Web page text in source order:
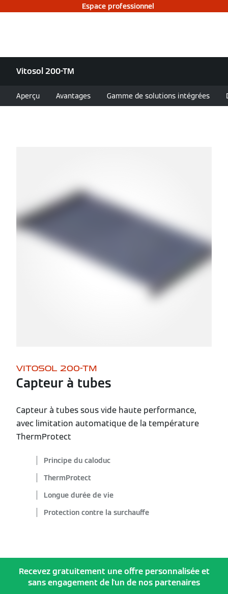
Espace professionnel
Vitosol 200-TM
Aperçu Avantages Gamme de solutions intégrées
VITOSOL 200-TM
Capteur à tubes
Capteur à tubes sous vide haute performance,
avec limitation automatique de la température
ThermProtect
Principe du caloduc
ThermProtect
Longue durée de vie
Protection contre la surchauffe
Recevez gratuitement une offre personnalisée et
sans engagement de l'un de nos partenaires